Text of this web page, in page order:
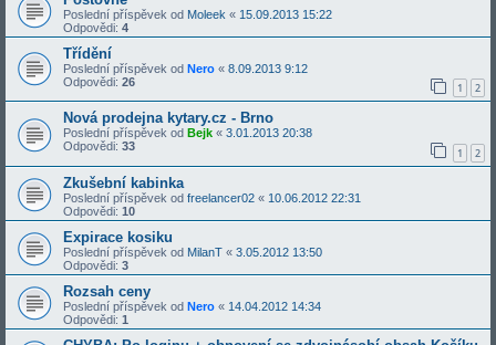
Poslední příspěvek od Moleek « 15.09.2013 15:22
Odpovědi: 4
Třídění
Poslední příspěvek od Nero « 8.09.2013 9:12
Odpovědi: 26 1 2
Nová prodejna kytary.cz - Brno
Poslední příspěvek od Bejk « 3.01.2013 20:38
Odpovědi: 33 1 2
Zkušební kabinka
Poslední příspěvek od freelancer02 « 10.06.2012 22:31
Odpovědi: 10
Expirace kosiku
Poslední příspěvek od MilanT « 3.05.2012 13:50
Odpovědi: 3
Rozsah ceny
Poslední příspěvek od Nero « 14.04.2012 14:34
Odpovědi: 1